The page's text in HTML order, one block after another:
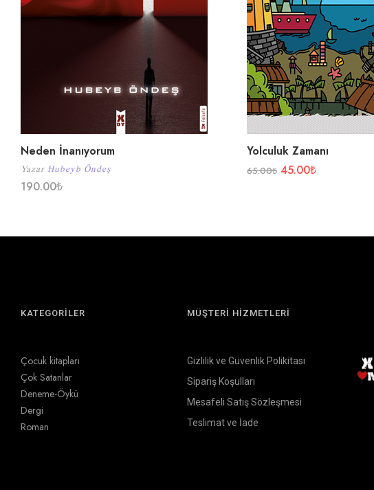
Neden İnanıyorum
Yazar Hubeyb Öndeş
190.00₺
Yolculuk Zamanı
65.00₺ 45.00₺
KATEGORİLER
Çocuk kitapları
Çok Satanlar
Deneme-Öykü
Dergi
Roman
MÜŞTERİ HİZMETLERİ
Gizlilik ve Güvenlik Polikitası
Sipariş Koşulları
Mesafeli Satış Sözleşmesi
Teslimat ve İade